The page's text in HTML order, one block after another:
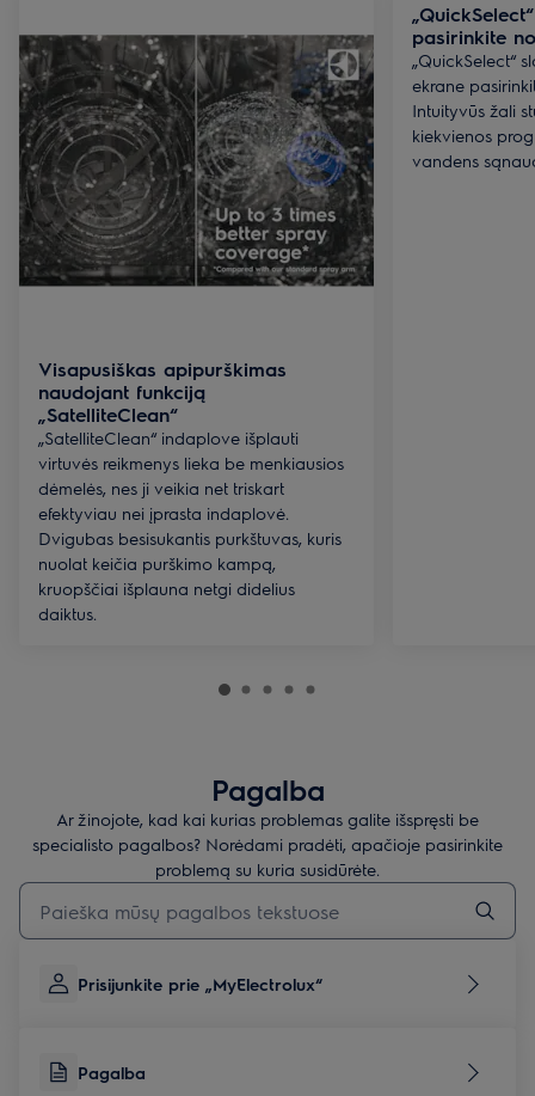
Visapusiškas apipurškimas
naudojant funkciją
„SatelliteClean“
„SatelliteClean“ indaplove išplauti
virtuvės reikmenys lieka be menkiausios
dėmelės, nes ji veikia net triskart
efektyviau nei įprasta indaplovė.
Dvigubas besisukantis purkštuvas, kuris
nuolat keičia purškimo kampą,
kruopščiai išplauna netgi didelius
daiktus.
pasirinkite
„QuickSelect“
ekrane
Intuityvūs žali
kiekvienos
vandens
Pagalba
Ar žinojote, kad kai kurias problemas galite išspręsti be
specialisto pagalbos? Norėdami pradėti, apačioje pasirinkite
problemą su kuria susidūrėte.
Įveskite tekstą, jei norite ieškoti pagalbinių straipsnių
Prisijunkite prie „MyElectrolux“
Pagalba